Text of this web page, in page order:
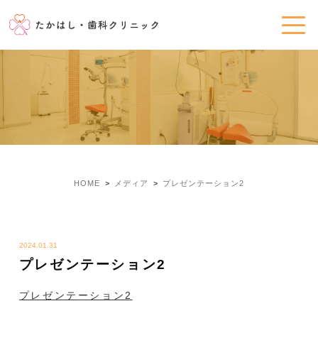
HOME メディア プレゼンテーション2
2024.01.31
プレゼンテーション2
プレゼンテーション2